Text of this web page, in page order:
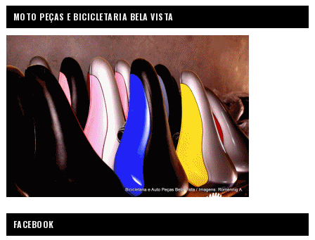
MOTO PEÇAS E BICICLETARIA BELA VISTA
FACEBOOK